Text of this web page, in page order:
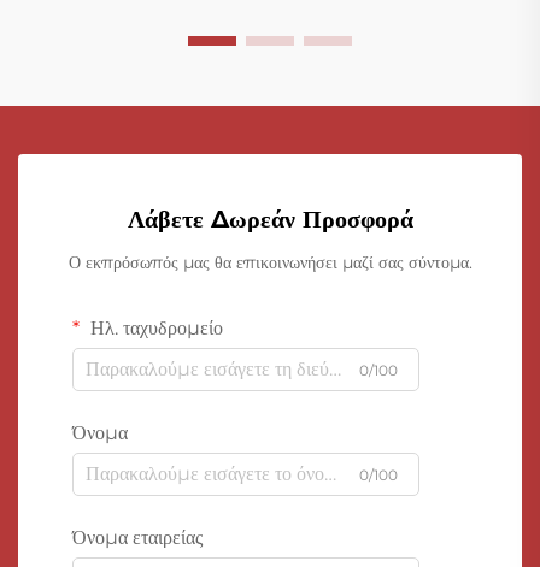
Λάβετε Δωρεάν Προσφορά
Ο εκπρόσωπός μας θα επικοινωνήσει μαζί σας σύντομα.
Ηλ. ταχυδρομείο
0/100
Όνομα
0/100
Όνομα εταιρείας